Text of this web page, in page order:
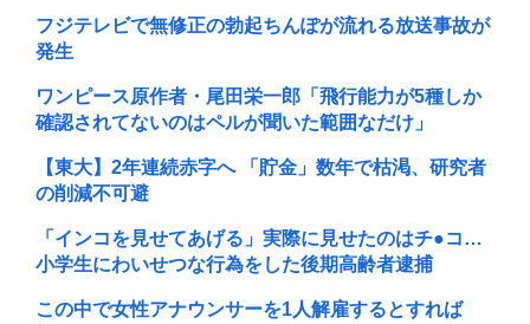
フジテレビで無修正の勃起ちんぽが流れる放送事故が
発生
ワンピース原作者・尾田栄一郎「飛行能力が5種しか
確認されてないのはペルが聞いた範囲なだけ」
【東大】2年連続赤字へ 「貯金」数年で枯渇、研究者
の削減不可避
「インコを見せてあげる」実際に見せたのはチ●コ…
小学生にわいせつな行為をした後期高齢者逮捕
この中で女性アナウンサーを1人解雇するとすれば